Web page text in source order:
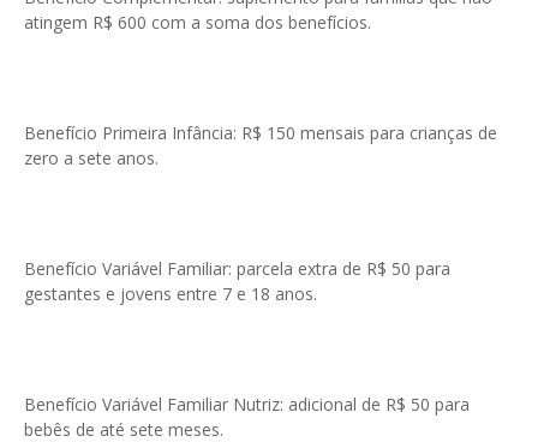
atingem R$ 600 com a soma dos benefícios.
Benefício Primeira Infância: R$ 150 mensais para crianças de
zero a sete anos.
Benefício Variável Familiar: parcela extra de R$ 50 para
gestantes e jovens entre 7 e 18 anos.
Benefício Variável Familiar Nutriz: adicional de R$ 50 para
bebês de até sete meses.